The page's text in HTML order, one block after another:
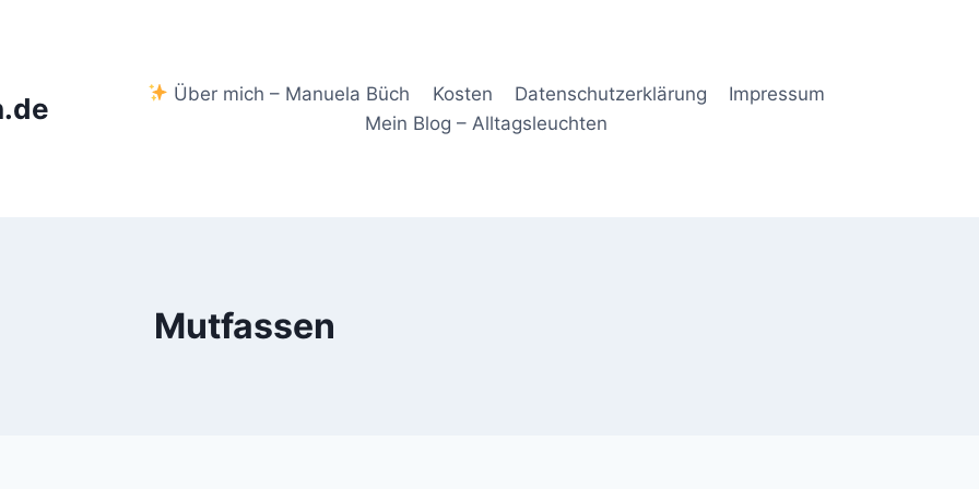
Über mich – Manuela Büch Kosten Datenschutzerklärung
Impressum
Mein Blog – Alltagsleuchten
Mutfassen